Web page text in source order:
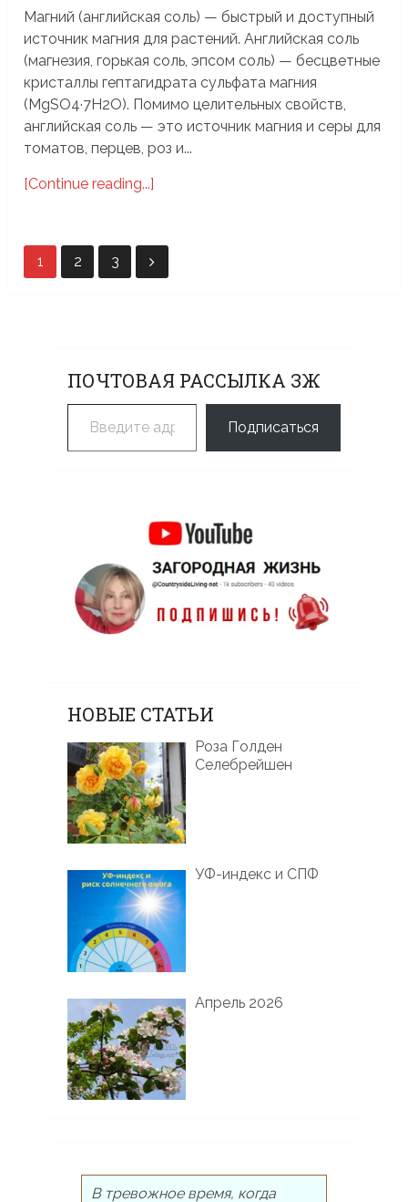
Магний (английская соль) — быстрый и доступный
источник магния для растений. Английская соль
(магнезия, горькая соль, эпсом соль) — бесцветные
кристаллы гептагидрата сульфата магния
(MgSO4·7H2O). Помимо целительных свойств,
английская соль — это источник магния и серы для
томатов, перцев, роз и...
[Continue reading...]
Пагинация
1 2 3
ПОЧТОВАЯ РАССЫЛКА ЗЖ
Введите адрес электронной почты…
Подписаться
НОВЫЕ СТАТЬИ
Роза Голден
Селебрейшен
УФ-индекс и СПФ
Апрель 2026
В тревожное время, когда